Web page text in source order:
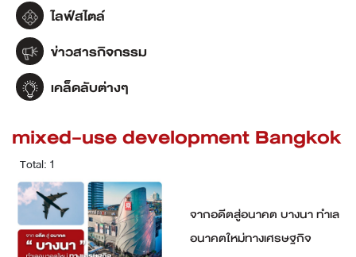
ไลฟ์สไตล์
ข่าวสารกิจกรรม
เคล็ดลับต่างๆ
mixed-use development Bangkok
Total: 1
จากอดีตสู่อนาคต บางนา ทำเล
อนาคตใหม่ทางเศรษฐกิจ